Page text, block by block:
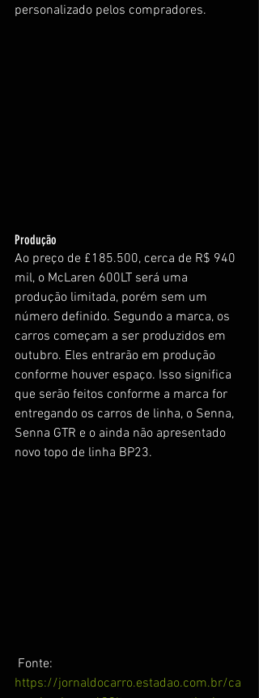
personalizado pelos compradores.
Produção
Ao preço de £185.500, cerca de R$ 940
mil, o McLaren 600LT será uma
produção limitada, porém sem um
número definido. Segundo a marca, os
carros começam a ser produzidos em
outubro. Eles entrarão em produção
conforme houver espaço. Isso significa
que serão feitos conforme a marca for
entregando os carros de linha, o Senna,
Senna GTR e o ainda não apresentado
novo topo de linha BP23.
Fonte:
https://jornaldocarro.estadao.com.br/ca